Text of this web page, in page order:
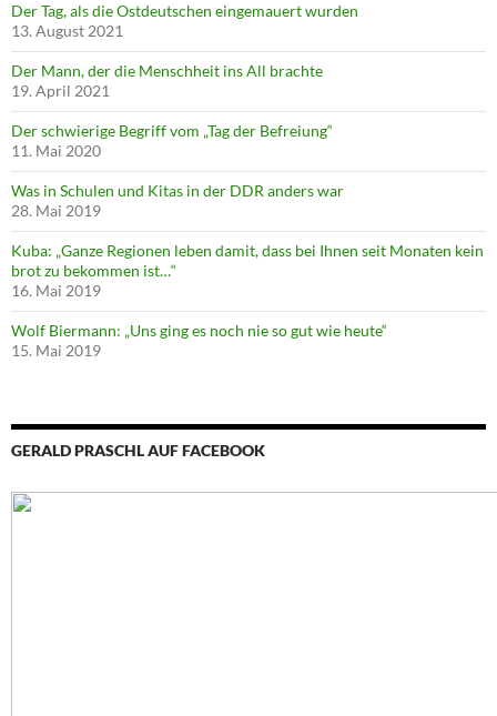
Der Tag, als die Ostdeutschen eingemauert wurden
13. August 2021
Der Mann, der die Menschheit ins All brachte
19. April 2021
Der schwierige Begriff vom „Tag der Befreiung“
11. Mai 2020
Was in Schulen und Kitas in der DDR anders war
28. Mai 2019
Kuba: „Ganze Regionen leben damit, dass bei Ihnen seit Monaten kein
brot zu bekommen ist…“
16. Mai 2019
Wolf Biermann: „Uns ging es noch nie so gut wie heute“
15. Mai 2019
GERALD PRASCHL AUF FACEBOOK